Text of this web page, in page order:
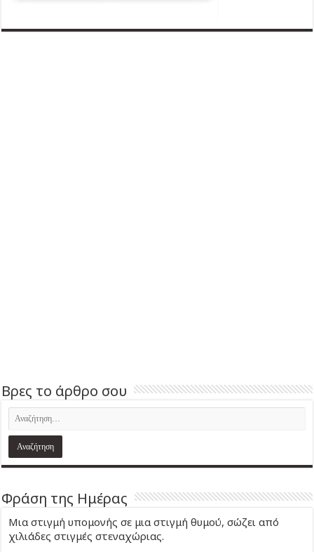
Βρες το άρθρο σου
Φράση της Ημέρας
Μια στιγμή υπομονής σε μια στιγμή θυμού, σώζει από
χιλιάδες στιγμές στεναχώριας.